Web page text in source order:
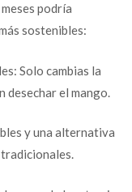
podría
sostenibles:
Solo cambias la
desechar el mango.
y una alternativa